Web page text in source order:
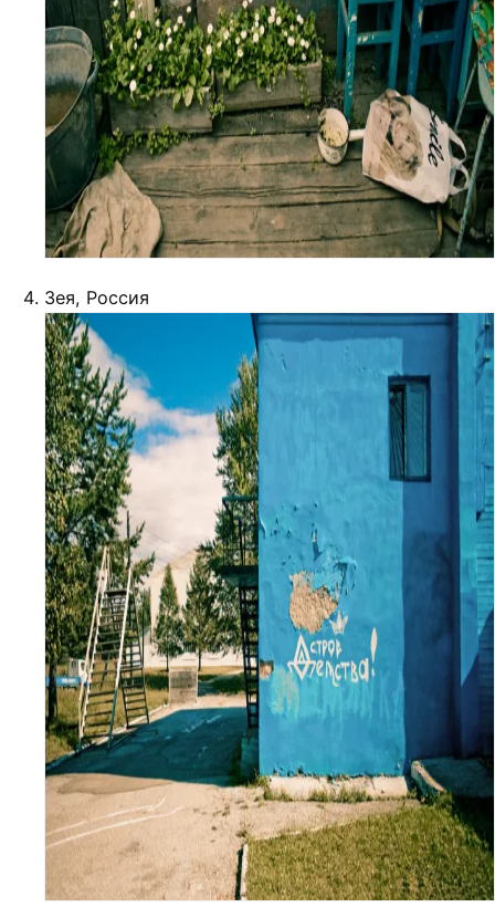
Зея, Россия